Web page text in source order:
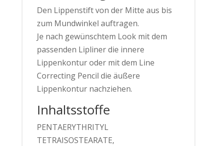
Den Lippenstift von der Mitte aus bis
zum Mundwinkel auftragen.
Je nach gewünschtem Look mit dem
passenden Lipliner die innere
Lippenkontur oder mit dem Line
Correcting Pencil die äußere
Lippenkontur nachziehen.
Inhaltsstoffe
PENTAERYTHRITYL
TETRAISOSTEARATE,